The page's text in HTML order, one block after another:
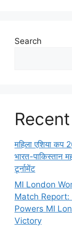
Search
महिला एशिया कप
भारत-पाकिस्तान
टूर्नामेंट
MI London
Match Report:
Powers MI
Victory